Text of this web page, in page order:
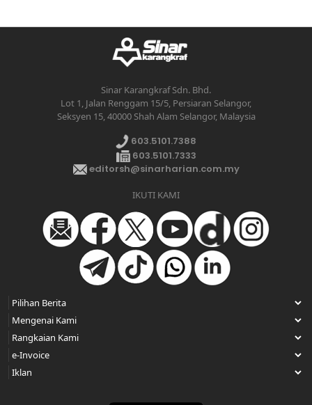
Sinar Karangkraf Sdn. Bhd.
Lot 1, Jalan Renggam 15/5, Persiaran Selangor,
Seksyen 15, 40000 Shah Alam Selangor, Malaysia
603.5101.7388
603.5101.7333
editorsh@sinarharian.com.my
IKUTI KAMI